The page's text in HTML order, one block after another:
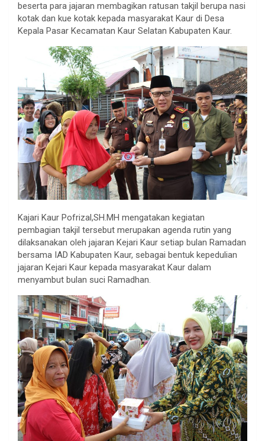
beserta para jajaran membagikan ratusan takjil berupa nasi
kotak dan kue kotak kepada masyarakat Kaur di Desa
Kepala Pasar Kecamatan Kaur Selatan Kabupaten Kaur.
Kajari Kaur Pofrizal,SH.MH mengatakan kegiatan
pembagian takjil tersebut merupakan agenda rutin yang
dilaksanakan oleh jajaran Kejari Kaur setiap bulan Ramadan
bersama IAD Kabupaten Kaur, sebagai bentuk kepedulian
jajaran Kejari Kaur kepada masyarakat Kaur dalam
menyambut bulan suci Ramadhan.